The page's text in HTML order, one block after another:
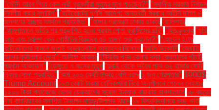
"সৌদি আরব গিয়ে কেন নারী গৃহকর্মীরা মৃত্যুর মুখে পড়ছেন?" "স্থানীয় সরকার নির্বাচন
নির্দলীয় করার সুপারিশ" "হাইকোর্টের পূর্ণাঙ্গ আদেশ: অন্তর্বর্তী সরকার আইনি দলিল ও
জনগণের ইচ্ছার সমর্থনে প্রতিষ্ঠিত" "হাঙ্গার প্রজেক্টে ঢাকায় চাকরি "হালিশহর
"হাসপাতালে ভর্তির পর প্রকাশিত হলো প্রথম পোপ ফ্রান্সিসের ছবি" "হিজবুল্লাহ "হুথি
কারা এবং ট্রাম্প কেন গোষ্ঠীটির বিরুদ্ধে বড় হামলা শুরু করলেন?" "হোটেল ইন্টার
কন্টিনেন্টালের সামনে জুলাই অভ্যুত্থানে আহতদের বিক্ষোভ “আমি ডিভোর্সি “জ্যোতি
আমার কুমিল্লার মেয়ে”: আসিফ আকবর “টিসিবির পণ্য কেনার সময় ক্রেতাদের পাঁচটি
প্রধান অভিযোগ” “ডেঙ্গুতে ৭ জনের মৃত্যু “দুবাই থেকে অবৈধ পথে ৩২ হাজার কোটি
টাকার সোনা প্রবাহিত” “বর্ষে ২০০ কোটি টাকার বেশি বরাদ্দ ১ জন গ্রেপ্তার" 1000$
Trump Account ১০৩ কোটি টাকার হেলিকপ্টার নিয়ে অনুশীলনে গেলেন নেইমার
১২০০ টাকা প্যাকেজে হেলথ চেকআপের সুযোগ ইনসাফ বারাকাহ হাসপাতালে ১৮ বছরের
দীর্ঘ ক্যারিয়ারের সমাপ্তি টানলেন মাহমুদউল্লাহ রিয়াদ ১৯ বিশ্ববিদ্যালয়ে গুচ্ছ ভর্তি